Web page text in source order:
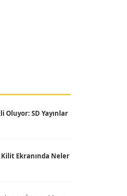
Oluyor: SD Yayınlar
Kilit Ekranında Neler